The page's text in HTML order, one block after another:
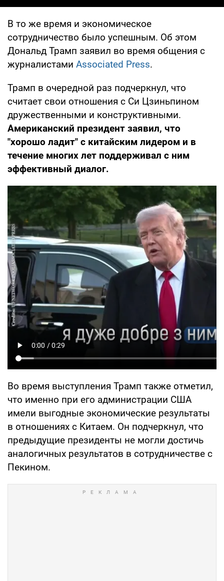
В то же время и экономическое
сотрудничество было успешным. Об этом
Дональд Трамп заявил во время общения с
журналистами Associated Press.
Трамп в очередной раз подчеркнул, что
считает свои отношения с Си Цзиньпином
дружественными и конструктивными.
Американский президент заявил, что
"хорошо ладит" с китайским лидером и в
течение многих лет поддерживал с ним
эффективный диалог.
Во время выступления Трамп также отметил,
что именно при его администрации США
имели выгодные экономические результаты
в отношениях с Китаем. Он подчеркнул, что
предыдущие президенты не могли достичь
аналогичных результатов в сотрудничестве с
Пекином.